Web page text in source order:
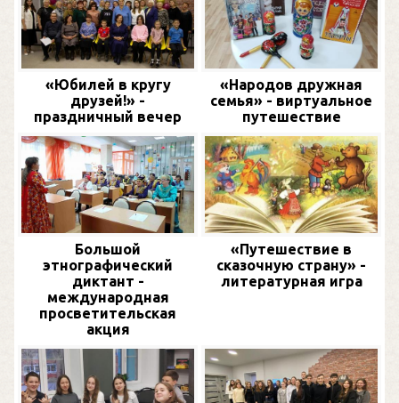
«Юбилей в кругу
друзей!» -
праздничный вечер
«Народов дружная
семья» - виртуальное
путешествие
Большой
этнографический
диктант -
международная
просветительская
акция
«Путешествие в
сказочную страну» -
литературная игра